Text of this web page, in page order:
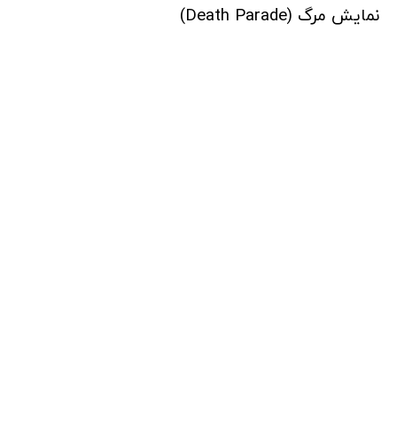
نمایش مرگ (Death Parade)